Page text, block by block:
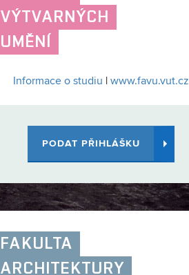
VÝTVARNÝCH
UMĚNÍ
Informace o studiu www.favu.vut.cz
PODAT PŘIHLÁŠKU
FAKULTA
ARCHITEKTURY